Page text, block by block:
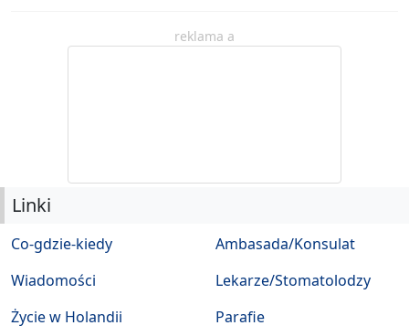
reklama a
Linki
Co-gdzie-kiedy
Wiadomości
Życie w Holandii
Ambasada/Konsulat
Lekarze/Stomatolodzy
Parafie